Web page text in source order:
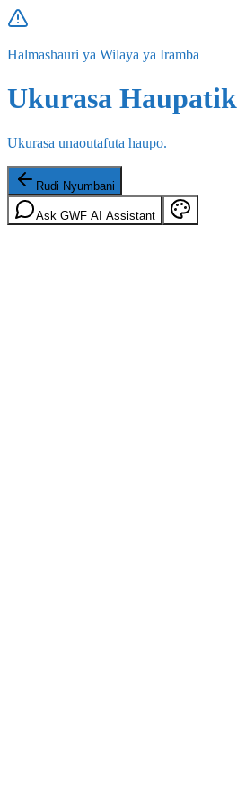
Halmashauri ya Wilaya ya Iramba
Ukurasa
Ukurasa unaoutafuta haupo.
Rudi Nyumbani
Ask GWF AI Assistant